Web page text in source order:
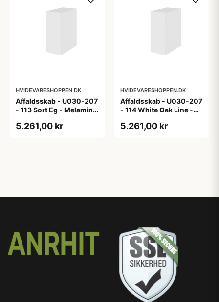
HVIDEVARESHOPPEN.DK
Affaldsskab - U030-207
- 113 Sort Eg - Melamin,
5.261,00 kr
HVIDEVARESHOPPEN.DK
Affaldsskab - U030-207
- 114 White Oak Line -
5.261,00 kr